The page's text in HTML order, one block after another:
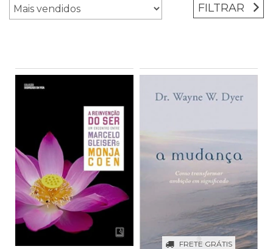
FILTRAR
FRETE GRÁTIS